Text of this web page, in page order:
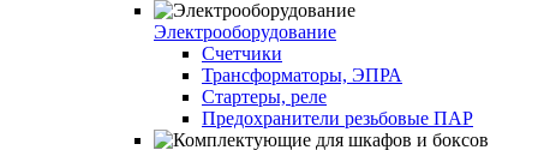
Электрооборудование
Счетчики
Трансформаторы, ЭПРА
Стартеры, реле
Предохранители резьбовые ПАР